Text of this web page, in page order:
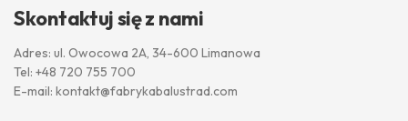
Skontaktuj się z nami
Adres: ul. Owocowa 2A, 34-600 Limanowa
Tel: +48 720 755 700
E-mail: kontakt@fabrykabalustrad.com